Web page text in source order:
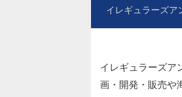
イレギュラーズア
イレギュラーズア
画・開発・販売や